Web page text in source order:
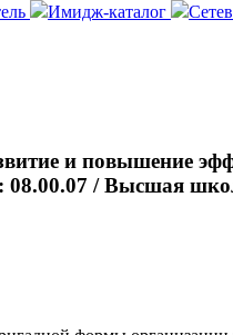
Имидж-каталог
и повышение
08.00.07 / Высшая